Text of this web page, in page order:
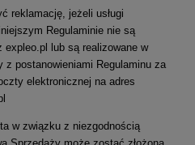
reklamację, jeżeli usługi
Regulaminie nie są
expleo.pl lub są realizowane w
z postanowieniami Regulaminu za
elektronicznej na adres
w związku z niezgodnością